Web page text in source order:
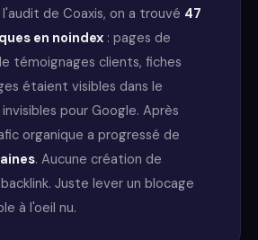
de Coaxis, on a trouvé 47
en noindex : pages de
témoignages clients, fiches
étaient visibles dans le
pour Google. Après
organique a progressé de
. Aucune création de
Juste lever un blocage
à l'oeil nu.